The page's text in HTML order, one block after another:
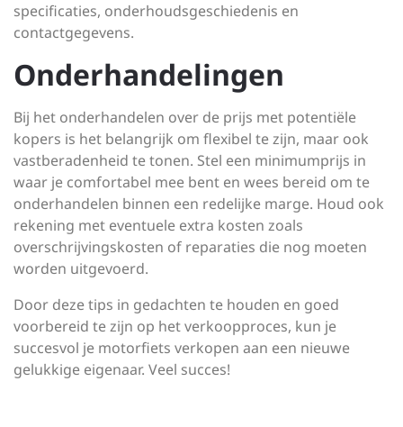
specificaties, onderhoudsgeschiedenis en
contactgegevens.
Onderhandelingen
Bij het onderhandelen over de prijs met potentiële
kopers is het belangrijk om flexibel te zijn, maar ook
vastberadenheid te tonen. Stel een minimumprijs in
waar je comfortabel mee bent en wees bereid om te
onderhandelen binnen een redelijke marge. Houd ook
rekening met eventuele extra kosten zoals
overschrijvingskosten of reparaties die nog moeten
worden uitgevoerd.
Door deze tips in gedachten te houden en goed
voorbereid te zijn op het verkoopproces, kun je
succesvol je motorfiets verkopen aan een nieuwe
gelukkige eigenaar. Veel succes!